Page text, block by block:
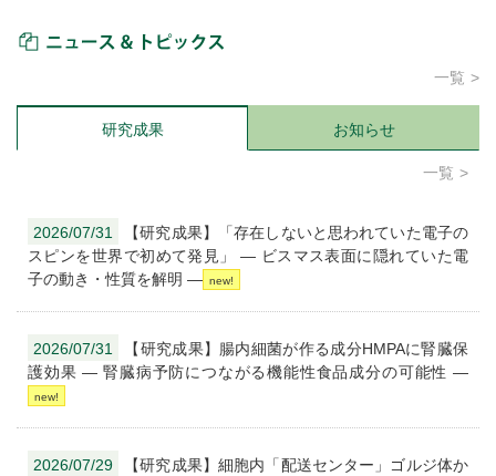
一覧
研究成果 お知らせ
一覧
2026/07/31
【研究成果】「存在しないと思われていた電子の
スピンを世界で初めて発見」 ― ビスマス表面に隠れていた電
子の動き・性質を解明 ―
2026/07/31
【研究成果】腸内細菌が作る成分HMPAに腎臓保
護効果 — 腎臓病予防につながる機能性食品成分の可能性 —
2026/07/29
【研究成果】細胞内「配送センター」ゴルジ体か